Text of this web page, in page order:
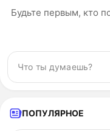
Будьте первым, кто
ПОПУЛЯРНОЕ